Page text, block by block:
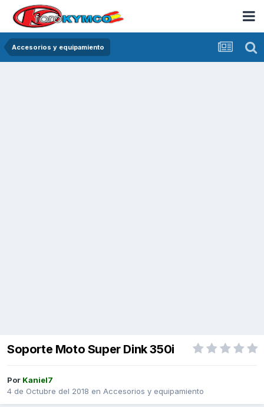
Accesorios y equipamiento
Soporte Moto Super Dink 350i
Por Kaniel7
4 de Octubre del 2018 en Accesorios y equipamiento